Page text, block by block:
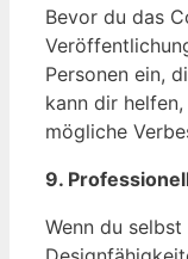
Bevor du das
Personen ein,
kann dir
mögliche
9.
Wenn du